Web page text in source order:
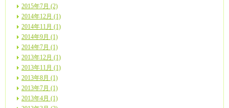
2015年7月 (2)
2014年12月 (1)
2014年11月 (1)
2014年9月 (1)
2014年7月 (1)
2013年12月 (1)
2013年11月 (1)
2013年8月 (1)
2013年7月 (1)
2013年4月 (1)